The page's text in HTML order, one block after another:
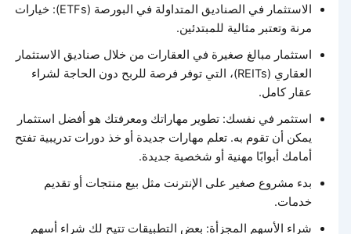
الاستثمار في الصناديق المتداولة في البورصة (ETFs): خيارات
مرنة وتعتبر مثالية للمبتدئين.
استثمار مبالغ صغيرة في العقارات من خلال صناديق الاستثمار
العقاري (REITs)، التي توفر فرصة للربح دون الحاجة لشراء
عقار كامل.
استثمر في نفسك: تطوير مهاراتك ومعرفتك هو أفضل استثمار
يمكن أن تقوم به. تعلم مهارات جديدة أو خذ دورات تدريبية تفتح
أمامك أبوابًا مهنية أو شخصية جديدة.
بدء مشروع صغير على الإنترنت مثل بيع منتجات أو تقديم
خدمات.
شراء الأسهم المجزأة: بعض التطبيقات تتيح لك شراء أسهم